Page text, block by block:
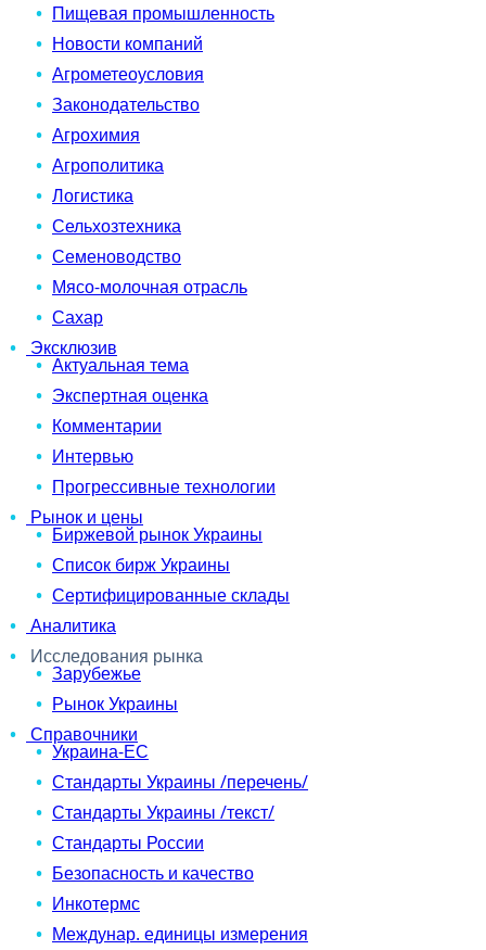
Пищевая промышленность
Новости компаний
Агрометеоусловия
Законодательство
Агрохимия
Агрополитика
Логистика
Сельхозтехника
Семеноводство
Мясо-молочная отрасль
Сахар
Эксклюзив
Актуальная тема
Экспертная оценка
Комментарии
Интервью
Прогрессивные технологии
Рынок и цены
Биржевой рынок Украины
Список бирж Украины
Сертифицированные склады
Аналитика
Исследования рынка
Зарубежье
Рынок Украины
Справочники
Украина-ЕС
Стандарты Украины /перечень/
Стандарты Украины /текст/
Стандарты России
Безопасность и качество
Инкотермс
Междунар. единицы измерения